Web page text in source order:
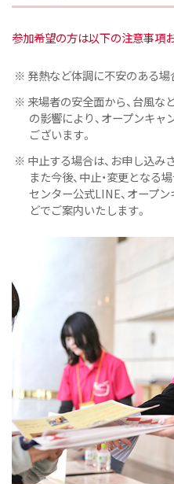
参加希望の方は以下の注意事項
※ 発熱など体調に不安のある場
※ 来場者の安全面から、台風な
の影響により、オープンキ
ございます。
※ 中止する場合は、お申し込み
また今後、中止・変更となる
センター公式LINE、オープン
どでご案内いたします。